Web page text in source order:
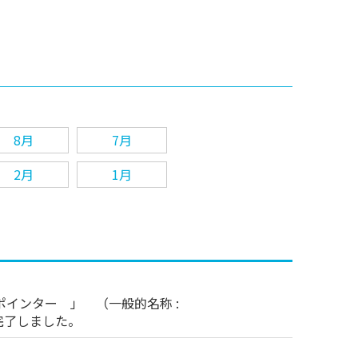
8月
7月
2月
1月
インター 」 （一般的名称 :
しました。